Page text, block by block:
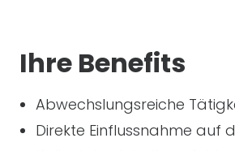
Ihre Benefits
Abwechslungsreiche
Direkte Einflussnahme auf